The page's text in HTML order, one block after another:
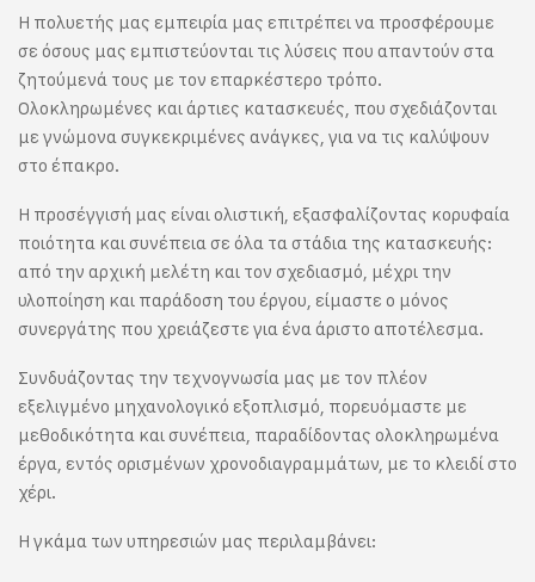
Η πολυετής μας εμπειρία μας επιτρέπει να προσφέρουμε
σε όσους μας εμπιστεύονται τις λύσεις που απαντούν στα
ζητούμενά τους με τον επαρκέστερο τρόπο.
Ολοκληρωμένες και άρτιες κατασκευές, που σχεδιάζονται
με γνώμονα συγκεκριμένες ανάγκες, για να τις καλύψουν
στο έπακρο.
Η προσέγγισή μας είναι ολιστική, εξασφαλίζοντας κορυφαία
ποιότητα και συνέπεια σε όλα τα στάδια της κατασκευής:
από την αρχική μελέτη και τον σχεδιασμό, μέχρι την
υλοποίηση και παράδοση του έργου, είμαστε ο μόνος
συνεργάτης που χρειάζεστε για ένα άριστο αποτέλεσμα.
Συνδυάζοντας την τεχνογνωσία μας με τον πλέον
εξελιγμένο μηχανολογικό εξοπλισμό, πορευόμαστε με
μεθοδικότητα και συνέπεια, παραδίδοντας ολοκληρωμένα
έργα, εντός ορισμένων χρονοδιαγραμμάτων, με το κλειδί στο
χέρι.
Η γκάμα των υπηρεσιών μας περιλαμβάνει: